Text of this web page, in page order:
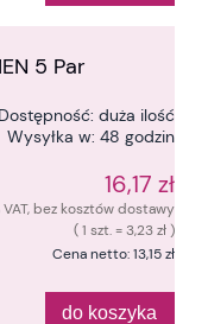
5 Par
Dostępność: duża ilość
Wysyłka w: 48 godzin
16,17 zł
VAT, bez kosztów dostawy
( 1 szt. = 3,23 zł )
Cena netto:13,15 zł
do koszyka